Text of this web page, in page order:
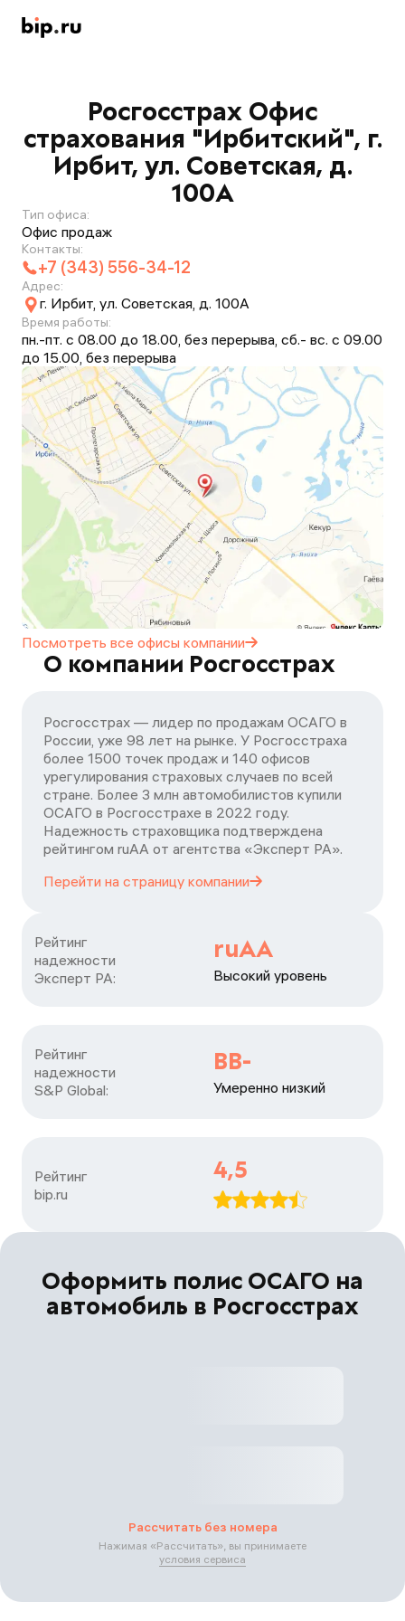
Росгосстрах Офис
страхования "Ирбитский", г.
Ирбит, ул. Советская, д.
100А
Тип офиса:
Офис продаж
Контакты:
+7 (343) 556-34-12
Адрес:
г. Ирбит, ул. Советская, д. 100А
Время работы:
пн.-пт. с 08.00 до 18.00, без перерыва, сб.- вс. с 09.00
до 15.00, без перерыва
Посмотреть все офисы компании
О компании Росгосстрах
Росгосстрах — лидер по продажам ОСАГО в
России, уже 98 лет на рынке. У Росгосстраха
более 1500 точек продаж и 140 офисов
урегулирования страховых случаев по всей
стране. Более 3 млн автомобилистов купили
ОСАГО в Росгосстрахе в 2022 году.
Надежность страховщика подтверждена
рейтингом ruАА от агентства «Эксперт РА».
Перейти на страницу компании
Рейтинг
надежности
Эксперт РА:
ruAA
Высокий уровень
Рейтинг
надежности
S&P Global:
BB-
Умеренно низкий
Рейтинг
bip.ru
4,5
Оформить полис ОСАГО на
автомобиль в Росгосстрах
Рассчитать без номера
Нажимая «Рассчитать», вы принимаете
условия сервиса